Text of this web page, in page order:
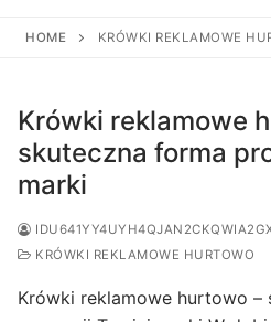
HOME KRÓWKI REKLAMOWE
Krówki reklamowe
skuteczna forma
marki
KRÓWKI REKLAMOWE HURTOWO
Krówki reklamowe hurtowo –